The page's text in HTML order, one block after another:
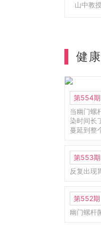
山中教
部附属
府立大
学奖，
健
第554期
当幽门螺
染时间长
蔓延到整
炎，其
第553期
第552期